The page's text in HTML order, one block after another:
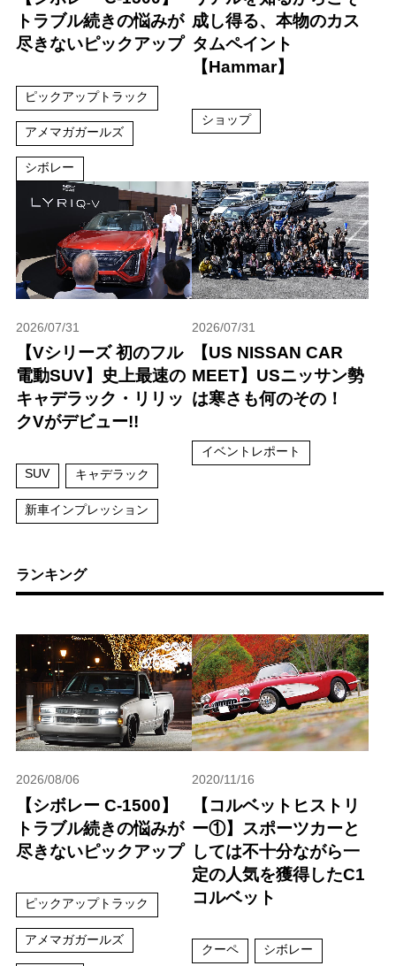
トラブル続きの悩みが
尽きないピックアップ
ピックアップトラック
アメマガガールズ
シボレー
成し得る、本物のカス
タムペイント
【Hammar】
ショップ
2026/07/31
【Vシリーズ 初のフル
電動SUV】史上最速の
キャデラック・リリッ
クVがデビュー!!
SUV キャデラック
新車インプレッション
2026/07/31
【US NISSAN CAR
MEET】USニッサン勢
は寒さも何のその！
イベントレポート
ランキング
2026/08/06
【シボレー C-1500】
トラブル続きの悩みが
尽きないピックアップ
ピックアップトラック
アメマガガールズ
2020/11/16
【コルベットヒストリ
ー①】スポーツカーと
しては不十分ながら一
定の人気を獲得したC1
コルベット
クーペ シボレー